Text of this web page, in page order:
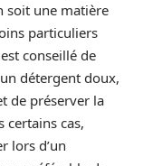
soit une matière
particuliers
conseillé de
détergent doux,
de préserver la
certains cas,
lors d’un